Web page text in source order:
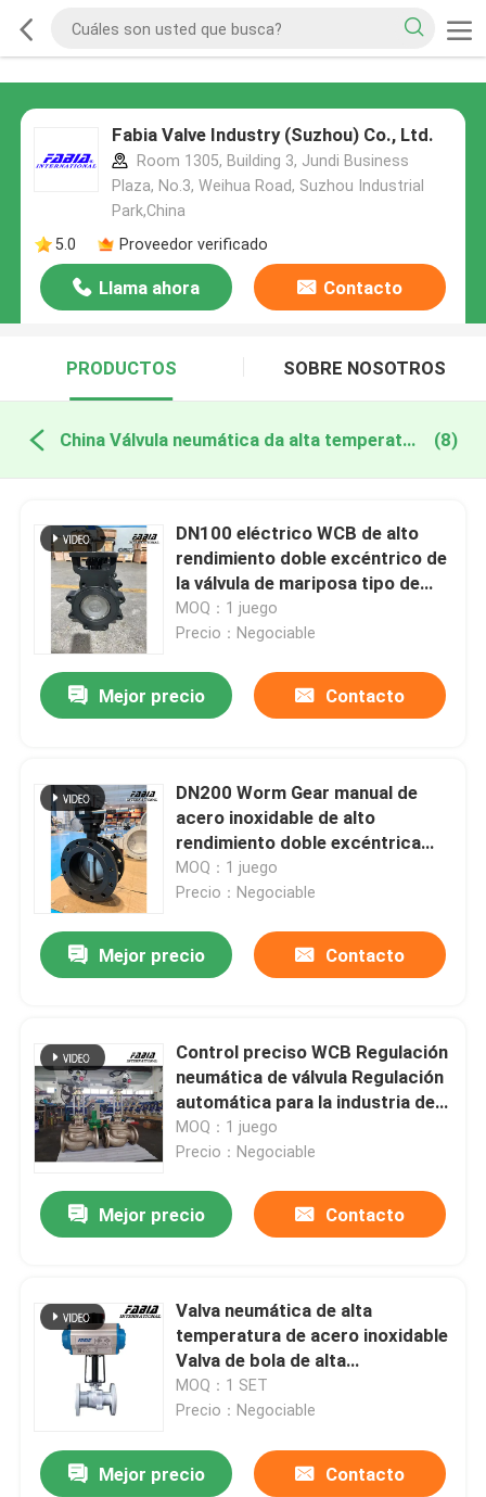
Fabia Valve Industry (Suzhou) Co., Ltd.
Room 1305, Building 3, Jundi Business
Plaza, No.3, Weihua Road, Suzhou Industrial
Park,China
5.0
Proveedor verificado
Llama ahora Contacto
PRODUCTOS SOBRE NOSOTROS
China Válvula neumática da alta temperatura (8)
DN100 eléctrico WCB de alto
rendimiento doble excéntrico de
la válvula de mariposa tipo de
válvula de agua
MOQ：1 juego
Precio：Negociable
Mejor precio Contacto
DN200 Worm Gear manual de
acero inoxidable de alto
rendimiento doble excéntrica
válvula mariposa válvula de agua
MOQ：1 juego
Precio：Negociable
Mejor precio Contacto
Control preciso WCB Regulación
neumática de válvula Regulación
automática para la industria del
petróleo y el gas y la industria
textil
MOQ：1 juego
Precio：Negociable
Mejor precio Contacto
Valva neumática de alta
temperatura de acero inoxidable
Valva de bola de alta
temperatura
MOQ：1 SET
Precio：Negociable
Mejor precio Contacto